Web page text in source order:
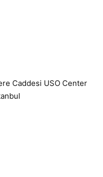
Caddesi USO Center